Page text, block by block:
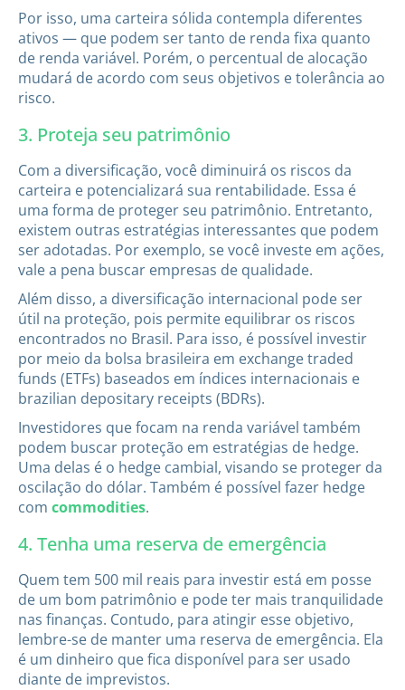
Por isso, uma carteira sólida contempla diferentes
ativos — que podem ser tanto de renda fixa quanto
de renda variável. Porém, o percentual de alocação
mudará de acordo com seus objetivos e tolerância ao
risco.
3. Proteja seu patrimônio
Com a diversificação, você diminuirá os riscos da
carteira e potencializará sua rentabilidade. Essa é
uma forma de proteger seu patrimônio. Entretanto,
existem outras estratégias interessantes que podem
ser adotadas. Por exemplo, se você investe em ações,
vale a pena buscar empresas de qualidade.
Além disso, a diversificação internacional pode ser
útil na proteção, pois permite equilibrar os riscos
encontrados no Brasil. Para isso, é possível investir
por meio da bolsa brasileira em exchange traded
funds (ETFs) baseados em índices internacionais e
brazilian depositary receipts (BDRs).
Investidores que focam na renda variável também
podem buscar proteção em estratégias de hedge.
Uma delas é o hedge cambial, visando se proteger da
oscilação do dólar. Também é possível fazer hedge
com commodities.
4. Tenha uma reserva de emergência
Quem tem 500 mil reais para investir está em posse
de um bom patrimônio e pode ter mais tranquilidade
nas finanças. Contudo, para atingir esse objetivo,
lembre-se de manter uma reserva de emergência. Ela
é um dinheiro que fica disponível para ser usado
diante de imprevistos.